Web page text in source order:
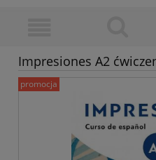
Impresiones A2
promocja